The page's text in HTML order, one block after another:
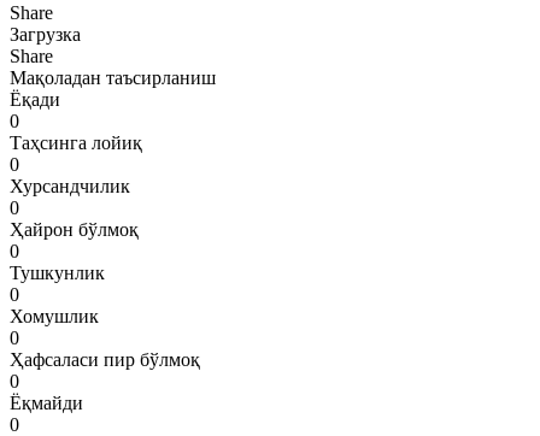
Share
Загрузка
Share
Мақоладан таъсирланиш
Ёқади
0
Таҳсинга лойиқ
0
Хурсандчилик
0
Ҳайрон бўлмоқ
0
Тушкунлик
0
Хомушлик
0
Ҳафсаласи пир бўлмоқ
0
Ёқмайди
0